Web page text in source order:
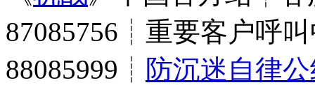
87085756┊重要客户呼
88085999┊ 防沉迷自律